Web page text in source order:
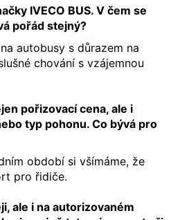
IVECO BUS. V čem se
pořád stejný?
autobusy s důrazem na
chování s vzájemnou
pořizovací cena, ale i
typ pohonu. Co bývá pro
období si všímáme, že
pro řidiče.
ale i na autorizovaném